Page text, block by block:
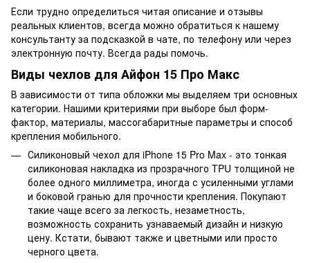
Если трудно определиться читая описание и отзывы
реальных клиентов, всегда можно обратиться к нашему
консультанту за подсказкой в чате, по телефону или через
электронную почту. Всегда рады помочь.
Виды чехлов для Айфон 15 Про Макс
В зависимости от типа обложки мы выделяем три основных
категории. Нашими критериями при выборе был форм-
фактор, материалы, массогабаритные параметры и способ
крепления мобильного.
Силиконовый чехол для iPhone 15 Pro Max - это тонкая
силиконовая накладка из прозрачного TPU толщиной не
более одного миллиметра, иногда с усиленными углами
и боковой гранью для прочности крепления. Покупают
такие чаще всего за легкость, незаметность,
возможность сохранить узнаваемый дизайн и низкую
цену. Кстати, бывают также и цветными или просто
черного цвета.